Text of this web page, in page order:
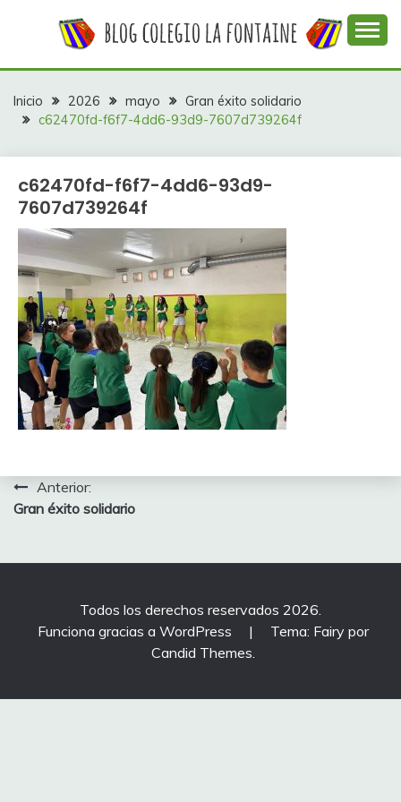
COLEGIO LA
FONTAINE
colegio La Fontaine
Inicio 2026 mayo
Gran éxito solidario
c62470fd-f6f7-4dd6-93d9-7607d739264f
c62470fd-f6f7-4dd6-93d9-
7607d739264f
Navegación
de
entradas
Anterior:
Gran éxito solidario
Todos los derechos reservados 2026.
Funciona gracias a WordPress
|
Tema: Fairy por
Candid Themes